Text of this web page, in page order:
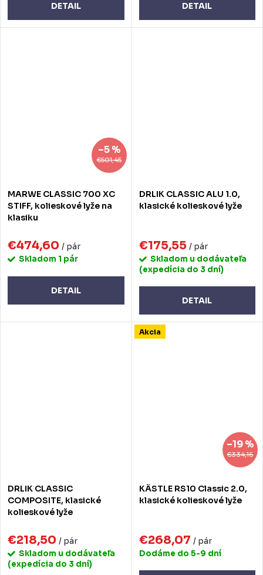
DETAIL DETAIL
€501,45
–5 %
MARWE CLASSIC 700 XC
STIFF, kolieskové lyže na
klasiku
€474,60 / pár
Skladom 1 pár
DETAIL
DRLIK CLASSIC ALU 1.0,
klasické kolieskové lyže
€175,55 / pár
Skladom u dodávateľa
(expedícia do 3 dní)
DETAIL
DRLIK CLASSIC
COMPOSITE, klasické
kolieskové lyže
€218,50 / pár
Skladom u dodávateľa
(expedícia do 3 dní)
Akcia
€334,16
–19 %
KÄSTLE RS10 Classic 2.0,
klasické kolieskové lyže
€268,07 / pár
Dodáme do 5-9 dní